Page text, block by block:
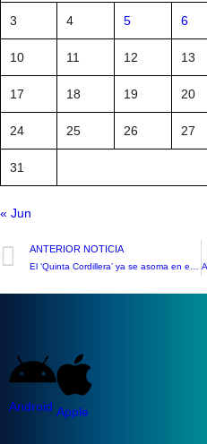
3 4 5 6
10 11 12 13
17 18 19 20
24 25 26 27
31
« Jun
ANTERIOR NOTICIA
Android Apple